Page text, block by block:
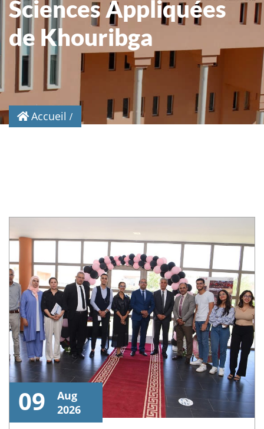
Sciences Appliquées
de Khouribga
Accueil
09
Aug
2026